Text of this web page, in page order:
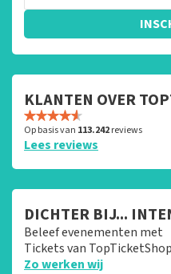
KLANTEN OVER
Op basis van 113.242reviews
Lees reviews
DICHTER BIJ...
Beleef evenementen met
Tickets van
Zo werken wij